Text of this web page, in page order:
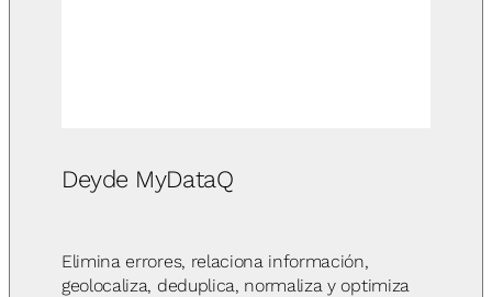
Deyde MyDataQ
Elimina errores, relaciona información,
geolocaliza, deduplica, normaliza y optimiza